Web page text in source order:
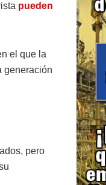
pueden
el que la
generación
pero